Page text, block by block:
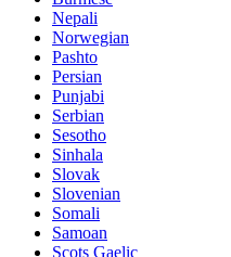
Nepali
Norwegian
Pashto
Persian
Punjabi
Serbian
Sesotho
Sinhala
Slovak
Slovenian
Somali
Samoan
Scots Gaelic